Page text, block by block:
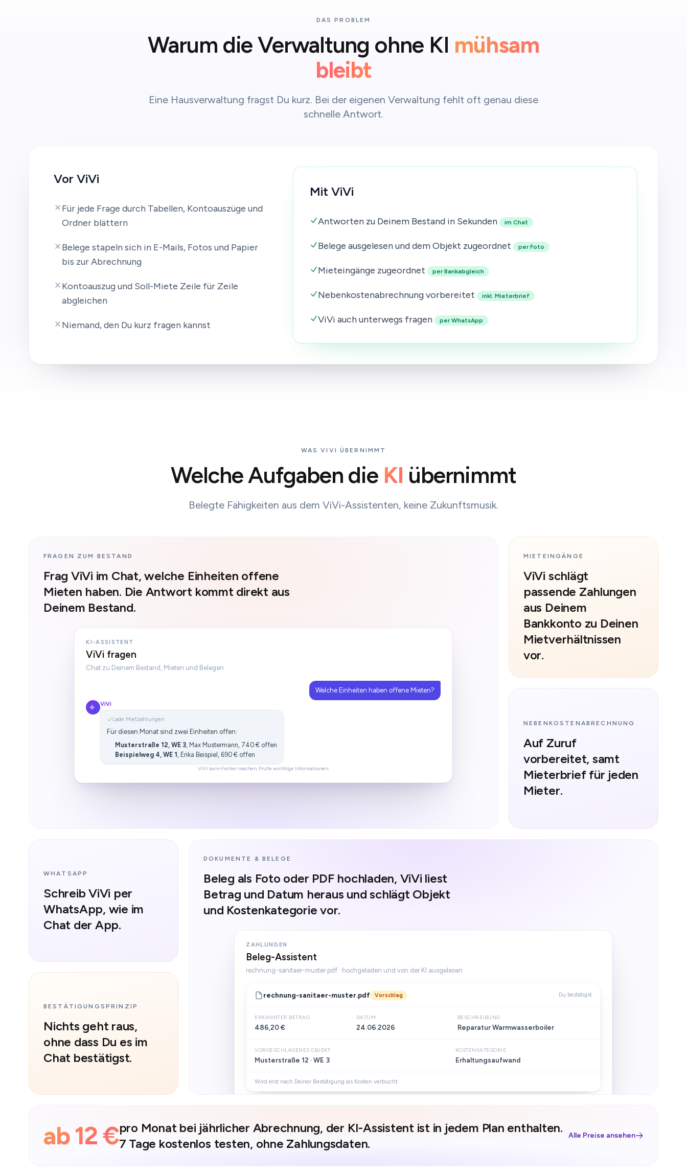
DAS PROBLEM
Warum die Verwaltung ohne KI mühsam
bleibt
Eine Hausverwaltung fragst Du kurz. Bei der eigenen Verwaltung fehlt oft genau diese
schnelle Antwort.
Vor ViVi
Für jede Frage durch Tabellen, Kontoauszüge und
Ordner blättern
Belege stapeln sich in E-Mails, Fotos und Papier
bis zur Abrechnung
Kontoauszug und Soll-Miete Zeile für Zeile
abgleichen
Niemand, den Du kurz fragen kannst
Mit ViVi
Antworten zu Deinem Bestand in Sekunden im Chat
Belege ausgelesen und dem Objekt zugeordnet per Foto
Mieteingänge zugeordnet per Bankabgleich
Nebenkostenabrechnung vorbereitet inkl. Mieterbrief
ViVi auch unterwegs fragen per WhatsApp
WAS VIVI ÜBERNIMMT
Welche Aufgaben die KI übernimmt
Belegte Fähigkeiten aus dem ViVi-Assistenten, keine Zukunftsmusik.
FRAGEN ZUM BESTAND
Frag ViVi im Chat, welche Einheiten offene
Mieten haben. Die Antwort kommt direkt aus
Deinem Bestand.
KI-ASSISTENT
ViVi fragen
Chat zu Deinem Bestand, Mieten und Belegen
Welche Einheiten haben offene Mieten?
ViVi
Lade Mietzahlungen
Für diesen Monat sind zwei Einheiten offen:
Musterstraße 12, WE 3, Max Mustermann, 740 € offen
Beispielweg 4, WE 1 , Erika Beispiel, 690 € offen
ViVi kann Fehler machen. Prüfe wichtige Informationen.
MIETEINGÄNGE
ViVi schlägt
passende Zahlungen
aus Deinem
Bankkonto zu Deinen
Mietverhältnissen
vor.
NEBENKOSTENABRECHNUNG
Auf Zuruf
vorbereitet, samt
Mieterbrief für jeden
Mieter.
WHATSAPP
Schreib ViVi per
WhatsApp, wie im
Chat der App.
BESTÄTIGUNGSPRINZIP
Nichts geht raus,
ohne dass Du es im
Chat bestätigst.
DOKUMENTE & BELEGE
Beleg als Foto oder PDF hochladen, ViVi liest
Betrag und Datum heraus und schlägt Objekt
und Kostenkategorie vor.
ZAHLUNGEN
Beleg-Assistent
rechnung-sanitaer-muster.pdf · hochgeladen und von der KI ausgelesen
rechnung-sanitaer-muster.pdf Vorschlag Du bestätigst
ERKANNTER BETRAG
486,20 €
DATUM
24.06.2026
BESCHREIBUNG
Reparatur Warmwasserboiler
VORGESCHLAGENES OBJEKT
Musterstraße 12 · WE 3
KOSTENKATEGORIE
Erhaltungsaufwand
Wird erst nach Deiner Bestätigung als Kosten verbucht
ab 12 €pro Monat bei jährlicher Abrechnung, der KI-Assistent ist in jedem Plan enthalten.
7 Tage kostenlos testen, ohne Zahlungsdaten.
Alle Preise ansehen